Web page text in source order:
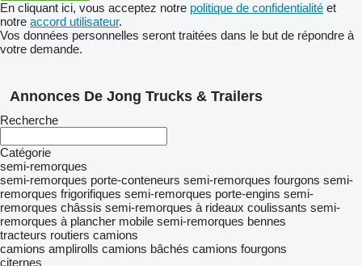
En cliquant ici, vous acceptez notre politique de confidentialité et
notre accord utilisateur.
Vos données personnelles seront traitées dans le but de répondre à
votre demande.
Annonces De Jong Trucks & Trailers
Recherche
Catégorie
semi-remorques
semi-remorques porte-conteneurs semi-remorques fourgons semi-
remorques frigorifiques semi-remorques porte-engins semi-
remorques châssis semi-remorques à rideaux coulissants semi-
remorques à plancher mobile semi-remorques bennes
tracteurs routiers camions
camions amplirolls camions bâchés camions fourgons
citernes